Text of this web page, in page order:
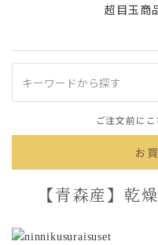
超目玉商
ご注文前に
お
【青森産】乾